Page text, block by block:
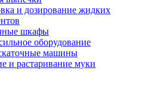
и дозирование жидких
шкафы
оборудование
машины
и растаривание муки